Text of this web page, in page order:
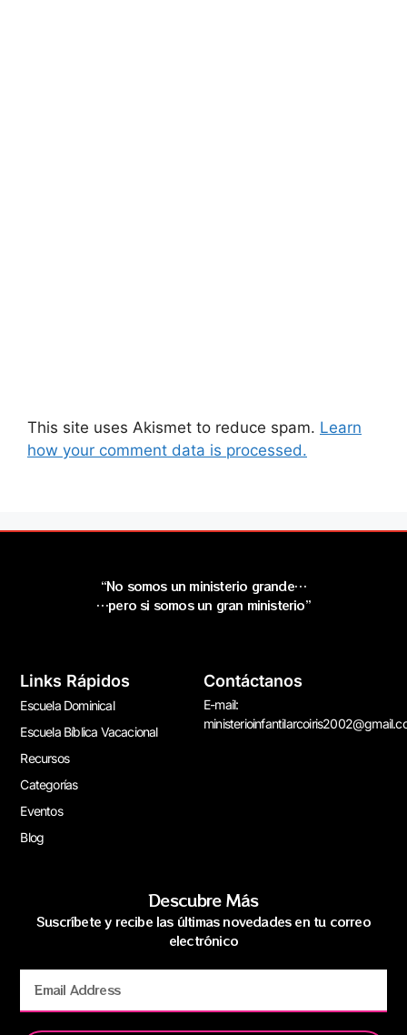
This site uses Akismet to reduce spam. Learn
how your comment data is processed.
“No somos un ministerio grande…
…pero si somos un gran ministerio”
Links Rápidos
Escuela Dominical
Escuela Bíblica Vacacional
Recursos
Categorías
Eventos
Blog
Contáctanos
E-mail:
Descubre Más
Suscríbete y recibe las últimas novedades en tu correo
electrónico